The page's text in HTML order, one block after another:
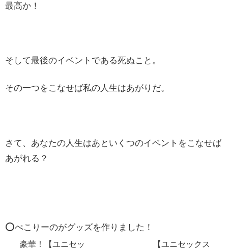
最高か！
そして最後のイベントである死ぬこと。
その一つをこなせば私の人生はあがりだ。
さて、あなたの人生はあといくつのイベントをこなせば
あがれる？
⭕️ぺこりーのがグッズを作りました！
豪華！【ユニセッ
【ユニセックス